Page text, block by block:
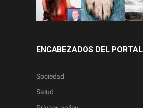
ENCABEZADOS DEL PORTAL
Sociedad
Salud